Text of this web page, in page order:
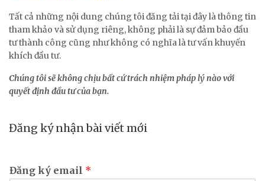
Tất cả những nội dung chúng tôi đăng tải tại đây là thông tin
tham khảo và sử dụng riêng, không phải là sự đảm bảo đầu
tư thành công cũng như không có nghĩa là tư vấn khuyến
khích đầu tư.
Chúng tôi sẽ không chịu bất cứ trách nhiệm pháp lý nào với
quyết định đầu tư của bạn.
Đăng ký nhận bài viết mới
Đăng ký email *